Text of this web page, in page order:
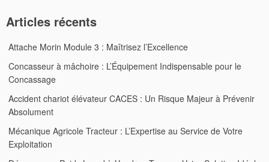
Articles récents
Attache Morin Module 3 : Maîtrisez l’Excellence
Concasseur à mâchoire : L’Équipement Indispensable pour le
Concassage
Accident chariot élévateur CACES : Un Risque Majeur à Prévenir
Absolument
Mécanique Agricole Tracteur : L’Expertise au Service de Votre
Exploitation